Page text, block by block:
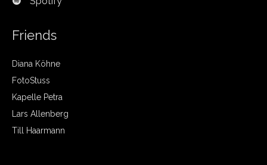
Friends
Diana Köhne
FotoStuss
Kapelle Petra
Lars Allenberg
Till Haarmann